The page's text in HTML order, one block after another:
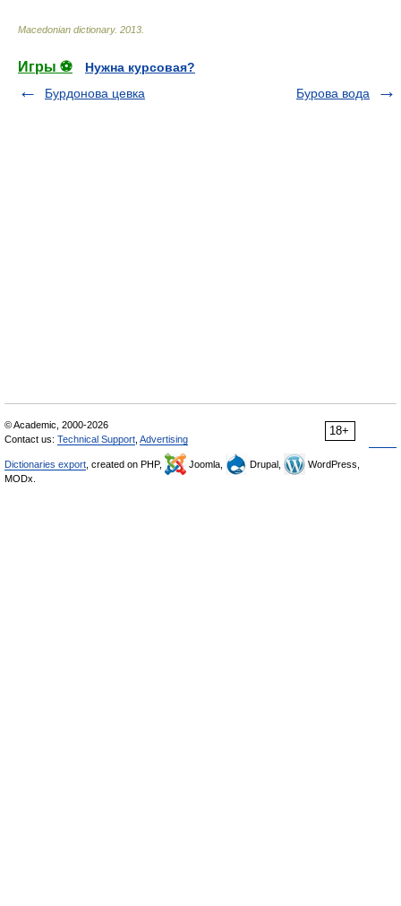
Macedonian dictionary. 2013
Игры ⚽
Нужна курсовая?
Бурдонова цевка
Бурова вода
18+
© Academic, 2000-2026
Contact us: Technical Support Advertising
Dictionaries export , created on PHP, Joomla, Drupal,
WordPress,
MODx.